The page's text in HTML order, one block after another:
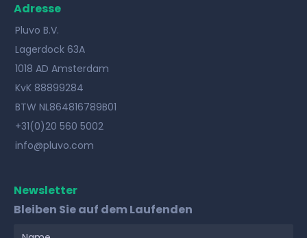
Adresse
Pluvo B.V.
Lagerdock 63A
1018 AD Amsterdam
KvK 88899284
BTW NL864816789B01
+31(0)20 560 5002
info@pluvo.com
Newsletter
Bleiben Sie auf dem Laufenden